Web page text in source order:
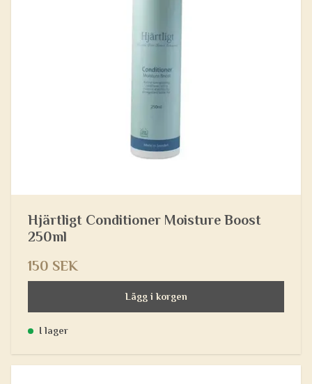
Hjärtligt Conditioner Moisture Boost
250ml
150 SEK
Lägg i korgen
I lager